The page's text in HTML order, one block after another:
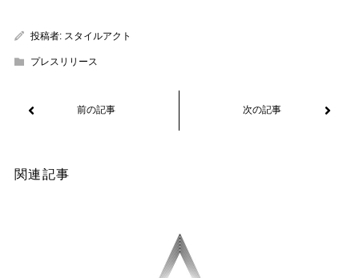
投稿者: スタイルアクト
プレスリリース
関連記事